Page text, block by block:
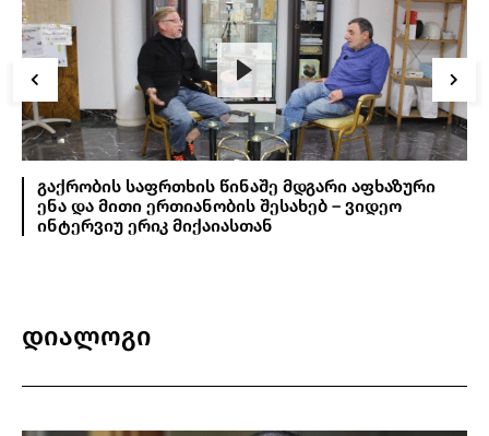
გაქრობის საფრთხის წინაშე მდგარი აფხაზური
ენა და მითი ერთიანობის შესახებ – ვიდეო
ინტერვიუ ერიკ მიქაიასთან
დიალოგი